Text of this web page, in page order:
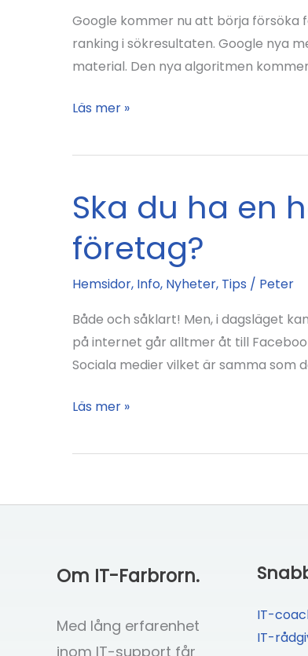
Google kommer nu att börja försöka
ranking i sökresultaten. Google nya
material. Den nya algoritmen
Hemsidor
bloggar
kopierat
material
får
sökresultat?
Läs mer »
Ska du ha en
företag?
Hemsidor, Info, Nyheter, Tips / Peter
Både och såklart! Men, i dagsläget
på internet går alltmer åt till
Sociala medier vilket är samma som
Ska
ha
Facebook
ditt
Läs mer »
Om IT-Farbrorn.
Med lång erfarenhet
inom IT-support får
IT-
IT-